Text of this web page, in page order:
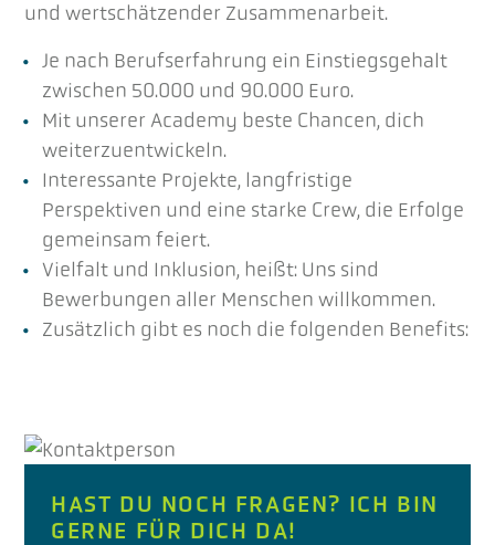
und wertschätzender Zusammenarbeit.
Je nach Berufserfahrung ein Einstiegsgehalt
zwischen 50.000 und 90.000 Euro.
Mit unserer Academy beste Chancen, dich
weiterzuentwickeln.
Interessante Projekte, langfristige
Perspektiven und eine starke Crew, die Erfolge
gemeinsam feiert.
Vielfalt und Inklusion, heißt: Uns sind
Bewerbungen aller Menschen willkommen.
Zusätzlich gibt es noch die folgenden Benefits:
HAST DU NOCH FRAGEN? ICH BIN
GERNE FÜR DICH DA!